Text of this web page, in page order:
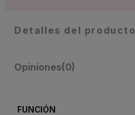
Detalles del producto
Opiniones(0)
FUNCIÓN